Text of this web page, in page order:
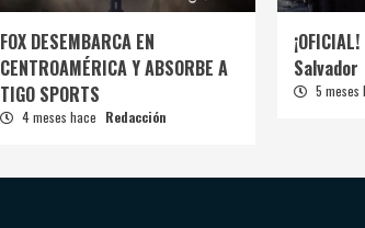
FOX DESEMBARCA EN
CENTROAMÉRICA Y ABSORBE A
TIGO SPORTS
4 meses hace Redacción
Salvador
5